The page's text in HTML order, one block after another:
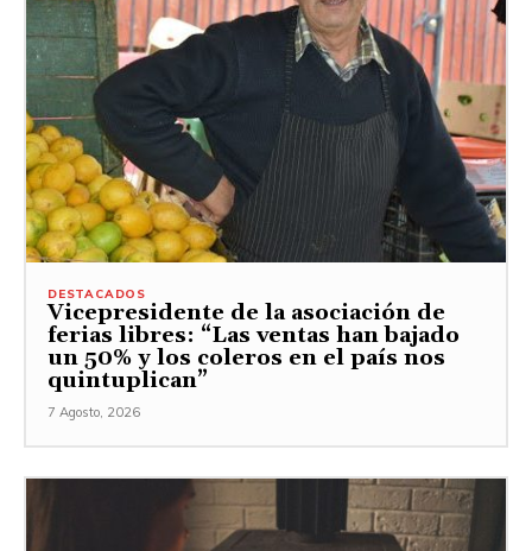
DESTACADOS
Vicepresidente de la asociación de
ferias libres: “Las ventas han bajado
un 50% y los coleros en el país nos
quintuplican”
7 Agosto, 2026